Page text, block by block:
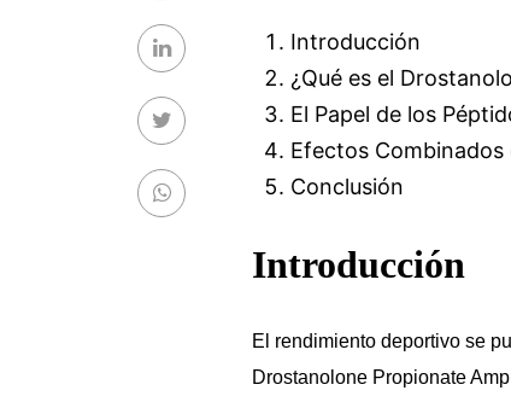
Introducción
¿Qué es el
El Papel de los
Efectos
Conclusión
Introducción
El rendimiento deportivo se
Drostanolone Propionate